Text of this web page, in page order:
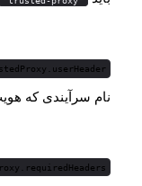
نام سرآیندی که